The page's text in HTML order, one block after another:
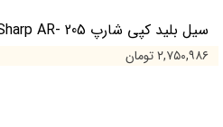
سیل بلید کپی شارپ Sharp AR- 205
۲,۷۵۰,۹۸۶ تومان